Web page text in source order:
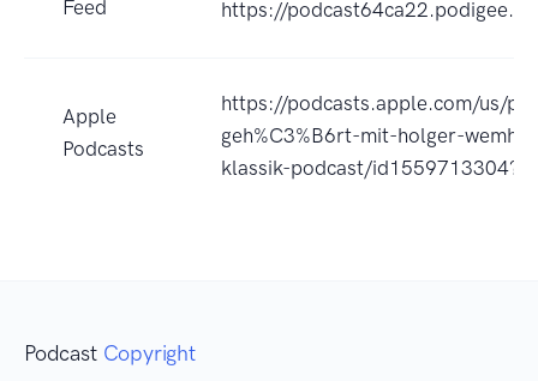
Feed https://
Apple
Podcasts
https://podcasts.apple.com/us/
geh%C3%B6rt-mit-holger-
klassik-podcast/
Podcast Copyright